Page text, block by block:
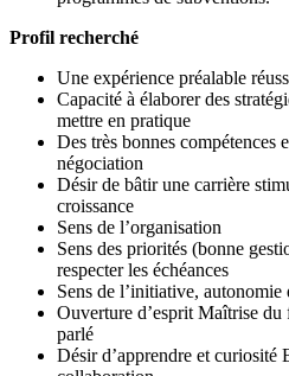
Profil recherché
Une expérience préalable
Capacité à élaborer des
mettre en pratique
Des très bonnes compétences
négociation
Désir de bâtir une carrière
croissance
Sens de l’organisation
Sens des priorités (bonne
respecter les échéances
Sens de l’initiative, autonomie
Ouverture d’esprit Maîtrise du
parlé
Désir d’apprendre et curiosité